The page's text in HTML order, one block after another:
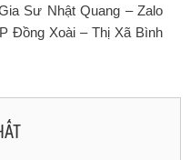
Sư Nhật Quang – Zalo
Đồng Xoài – Thị Xã Bình